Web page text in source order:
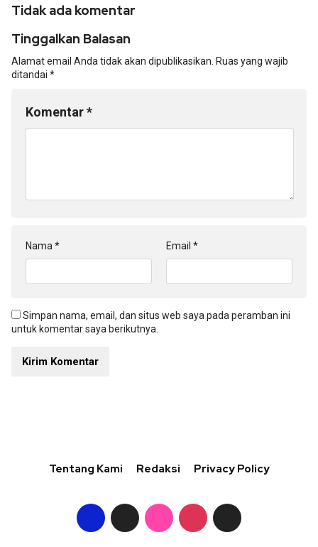
Tidak ada komentar
Tinggalkan Balasan
Alamat email Anda tidak akan dipublikasikan. Ruas yang wajib
ditandai *
Komentar*
Nama * Email *
Simpan nama, email, dan situs web saya pada peramban ini
untuk komentar saya berikutnya.
Tentang Kami Redaksi Privacy Policy